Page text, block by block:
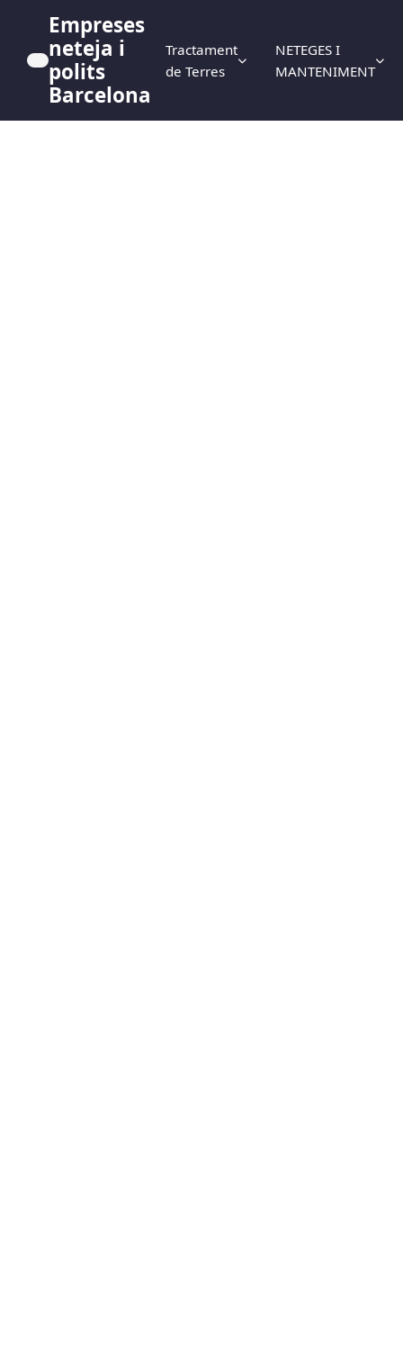
Empreses
neteja i
polits
Barcelona
Tractament
de Terres
NETEGES I
MANTENIMENT